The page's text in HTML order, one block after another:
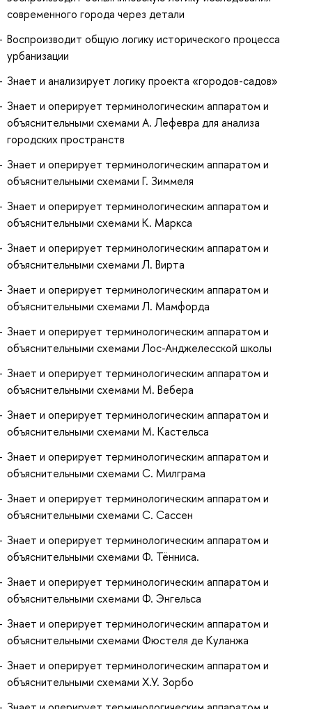
современного города через детали
Воспроизводит общую логику исторического процесса
урбанизации
Знает и анализирует логику проекта «городов-садов»
Знает и оперирует терминологическим аппаратом и
объяснительными схемами А. Лефевра для анализа
городских пространств
Знает и оперирует терминологическим аппаратом и
объяснительными схемами Г. Зиммеля
Знает и оперирует терминологическим аппаратом и
объяснительными схемами К. Маркса
Знает и оперирует терминологическим аппаратом и
объяснительными схемами Л. Вирта
Знает и оперирует терминологическим аппаратом и
объяснительными схемами Л. Мамфорда
Знает и оперирует терминологическим аппаратом и
объяснительными схемами Лос-Анджелесской школы
Знает и оперирует терминологическим аппаратом и
объяснительными схемами М. Вебера
Знает и оперирует терминологическим аппаратом и
объяснительными схемами М. Кастельса
Знает и оперирует терминологическим аппаратом и
объяснительными схемами С. Милграма
Знает и оперирует терминологическим аппаратом и
объяснительными схемами С. Сассен
Знает и оперирует терминологическим аппаратом и
объяснительными схемами Ф. Тённиса.
Знает и оперирует терминологическим аппаратом и
объяснительными схемами Ф. Энгельса
Знает и оперирует терминологическим аппаратом и
объяснительными схемами Фюстеля де Куланжа
Знает и оперирует терминологическим аппаратом и
объяснительными схемами Х.У. Зорбо